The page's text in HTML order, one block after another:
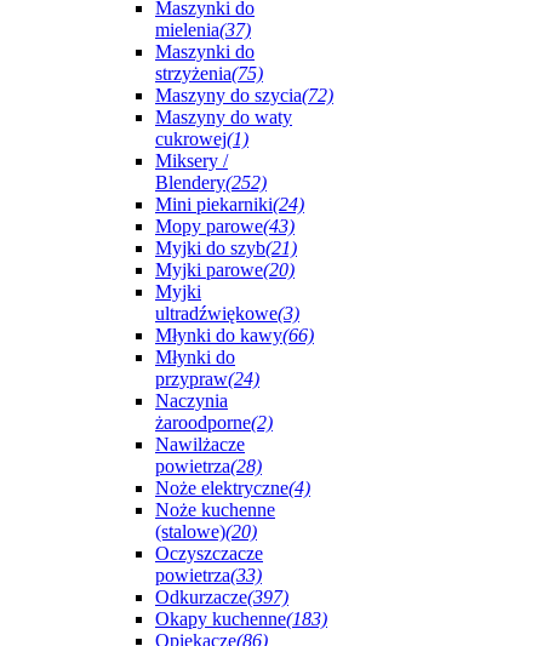
Maszynki do
mielenia(37)
Maszynki do
strzyżenia(75)
Maszyny do szycia(72)
Maszyny do waty
cukrowej(1)
Miksery /
Blendery(252)
Mini piekarniki(24)
Mopy parowe(43)
Myjki do szyb(21)
Myjki parowe(20)
Myjki
ultradźwiękowe(3)
Młynki do kawy(66)
Młynki do
przypraw(24)
Naczynia
żaroodporne(2)
Nawilżacze
powietrza(28)
Noże elektryczne(4)
Noże kuchenne
(stalowe)(20)
Oczyszczacze
powietrza(33)
Odkurzacze(397)
Okapy kuchenne(183)
Opiekacze(86)